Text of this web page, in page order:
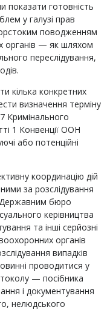
показати готовність
у галузі прав
поводженням
органів — як шляхом
переслідування,
кілька конкретних
визначення терміну
Кримінального
1 Конвенції ООН
або потенційні
координацію дій
за розслідування
Державним бюро
керівництва
та інші серйозні
органів
випадків
проводитися у
— посібника
і документування
нелюдського